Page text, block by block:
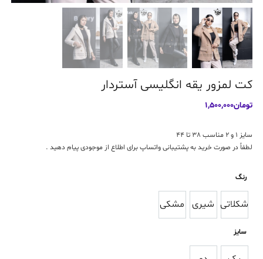
کت لمزور یقه انگلیسی آستردار
تومان1,500,000
سایز 1 و 2 مناسب 38 تا 44
لطفاً در صورت خرید به پشتیبانی واتساپ برای اطلاع از موجودی پیام دهید .
رنگ
شکلاتی
شکلاتی شیری
شیری مشکی
مشکی
سایز